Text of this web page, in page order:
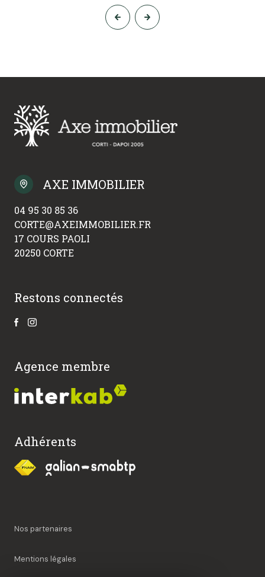
AXE IMMOBILIER
04 95 30 85 36
CORTE@AXEIMMOBILIER.FR
17 COURS PAOLI
20250 CORTE
Restons connectés
Agence membre
Adhérents
Nos partenaires
Mentions légales